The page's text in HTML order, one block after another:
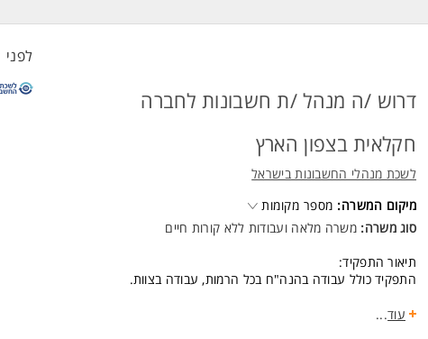
לפני 1 שעות
דרוש /ה מנהל /ת חשבונות לחברה
חקלאית בצפון הארץ
לשכת מנהלי החשבונות בישראל
מיקום המשרה: מספר מקומות
סוג משרה: משרה מלאה ועבודות ללא קורות חיים
תיאור התפקיד:
התפקיד כולל עבודה בהנה"ח בכל הרמות, עבודה בצוות.
דרישות:
- מנהל /ת חשבונות סוג 2 ומעלה - חובה
עוד...